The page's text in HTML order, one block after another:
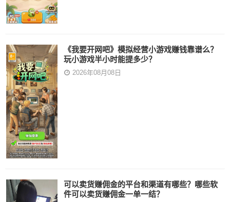
《我要开网吧》模拟经营小游戏赚钱靠谱么？
玩小游戏半小时能提多少？
2026年08月08日
可以卖货赚佣金的平台和渠道有哪些？哪些软
件可以卖货赚佣金一单一结？